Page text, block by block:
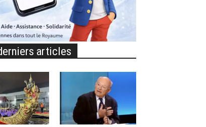
articles